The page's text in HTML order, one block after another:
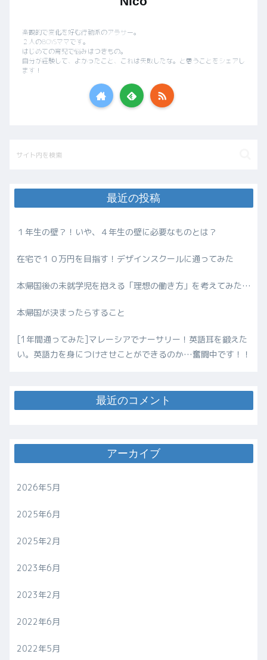
楽観的で変化を好む行動派のアラサー。
２人のBOYSママです。
はじめての育児で悩みはつきもの。
自分が経験して、よかったこと、これは失敗したな。と思うことをシェアし
ます！
最近の投稿
１年生の壁？！いや、４年生の壁に必要なものとは？
在宅で１０万円を目指す！デザインスクールに通ってみた
本帰国後の未就学児を抱える「理想の働き方」を考えてみた…
本帰国が決まったらすること
[1年間通ってみた]マレーシアでナーサリー！英語耳を鍛えた
い。英語力を身につけさせことができるのか…奮闘中です！！
最近のコメント
アーカイブ
2026年5月
2025年6月
2025年2月
2023年6月
2023年2月
2022年6月
2022年5月